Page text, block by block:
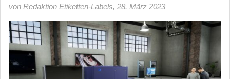
von Redaktion Etiketten-Labels, 28. März 2023